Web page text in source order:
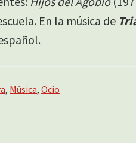
En la música de
, Música, Ocio